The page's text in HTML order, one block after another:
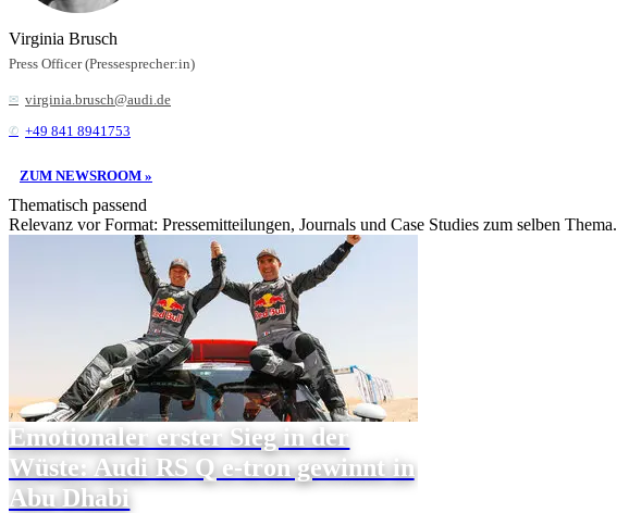
Virginia Brusch
Press Officer (Pressesprecher:in)
virginia.brusch@audi.de
+49 841 8941753
ZUM NEWSROOM »
Thematisch passend
Relevanz vor Format: Pressemitteilungen, Journals und Case Studies zum selben Thema.
Emotionaler erster Sieg in der
Wüste: Audi RS Q e-tron gewinnt in
Abu Dhabi